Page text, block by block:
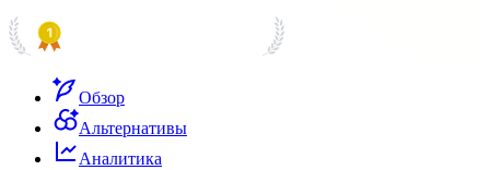
Обзор
Альтернативы
Аналитика